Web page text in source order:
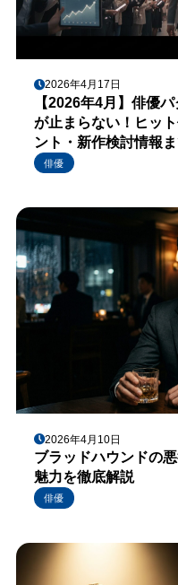
2026年4月17日
【2026年4月】俳優
が止まらない！ヒッ
ント・新作検討情報
俳優
2026年4月10日
ブラッドハウンドの
魅力を徹底解説
俳優